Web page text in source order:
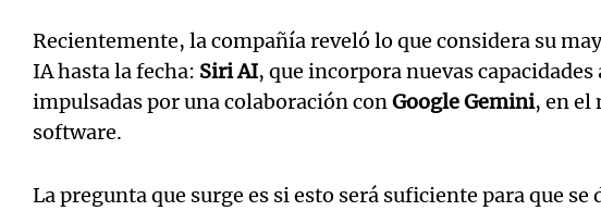
Recientemente, la compañía reveló lo que considera su
IA hasta la fecha: Siri AI, que incorpora nuevas
impulsadas por una colaboración conGoogle Gemini, en el
software.
La pregunta que surge es si esto será suficiente para que se